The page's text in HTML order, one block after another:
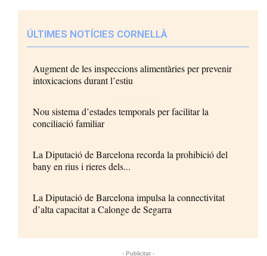
ÚLTIMES NOTÍCIES CORNELLÀ
Augment de les inspeccions alimentàries per prevenir
intoxicacions durant l’estiu
Nou sistema d’estades temporals per facilitar la
conciliació familiar
La Diputació de Barcelona recorda la prohibició del
bany en rius i rieres dels...
La Diputació de Barcelona impulsa la connectivitat
d’alta capacitat a Calonge de Segarra
- Publicitat -